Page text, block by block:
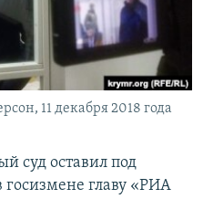
11 декабря 2018 года
суд оставил под
госизмене главу «РИА